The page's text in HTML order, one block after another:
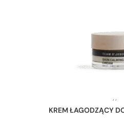
, ,
KREM ŁAGODZĄCY